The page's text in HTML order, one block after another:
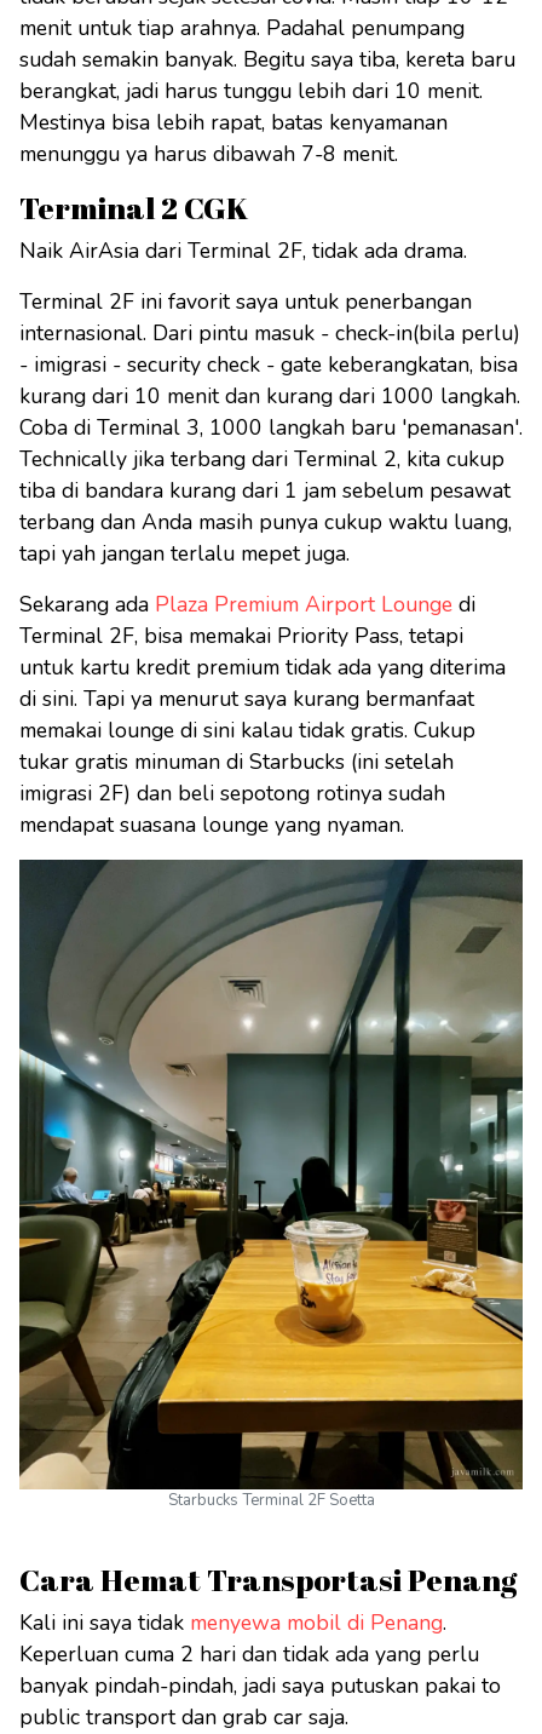
menit untuk tiap arahnya. Padahal penumpang
sudah semakin banyak. Begitu saya tiba, kereta baru
berangkat, jadi harus tunggu lebih dari 10 menit.
Mestinya bisa lebih rapat, batas kenyamanan
menunggu ya harus dibawah 7-8 menit.
Terminal 2 CGK
Naik AirAsia dari Terminal 2F, tidak ada drama.
Terminal 2F ini favorit saya untuk penerbangan
internasional. Dari pintu masuk - check-in(bila perlu)
- imigrasi - security check - gate keberangkatan, bisa
kurang dari 10 menit dan kurang dari 1000 langkah.
Coba di Terminal 3, 1000 langkah baru 'pemanasan'.
Technically jika terbang dari Terminal 2, kita cukup
tiba di bandara kurang dari 1 jam sebelum pesawat
terbang dan Anda masih punya cukup waktu luang,
tapi yah jangan terlalu mepet juga.
Sekarang ada Plaza Premium Airport Lounge di
Terminal 2F, bisa memakai Priority Pass, tetapi
untuk kartu kredit premium tidak ada yang diterima
di sini. Tapi ya menurut saya kurang bermanfaat
memakai lounge di sini kalau tidak gratis. Cukup
tukar gratis minuman di Starbucks (ini setelah
imigrasi 2F) dan beli sepotong rotinya sudah
mendapat suasana lounge yang nyaman.
Starbucks Terminal 2F Soetta
Cara Hemat Transportasi Penang
Kali ini saya tidak menyewa mobil di Penang.
Keperluan cuma 2 hari dan tidak ada yang perlu
banyak pindah-pindah, jadi saya putuskan pakai to
public transport dan grab car saja.